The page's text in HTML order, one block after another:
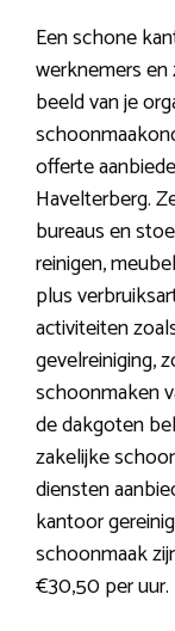
Een schone
werknemers
beeld van je
offerte
Havelterberg.
bureaus en
reinigen,
plus
activiteiten
gevelreiniging,
schoonmaken
de dakgoten
zakelijke
diensten
kantoor
schoonmaak
€30,50 per uur.